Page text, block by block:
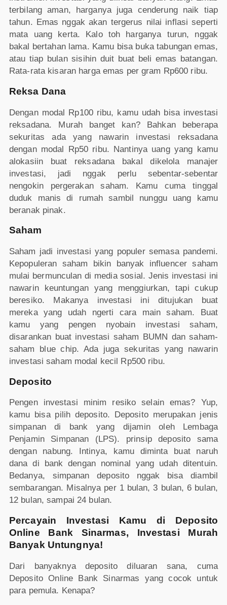
terbilang aman, harganya juga cenderung naik tiap
tahun. Emas nggak akan tergerus nilai inflasi seperti
mata uang kerta. Kalo toh harganya turun, nggak
bakal bertahan lama. Kamu bisa buka tabungan emas,
atau tiap bulan sisihin duit buat beli emas batangan.
Rata-rata kisaran harga emas per gram Rp600 ribu.
Reksa Dana
Dengan modal Rp100 ribu, kamu udah bisa investasi
reksadana. Murah banget kan? Bahkan beberapa
sekuritas ada yang nawarin investasi reksadana
dengan modal Rp50 ribu. Nantinya uang yang kamu
alokasiin buat reksadana bakal dikelola manajer
investasi, jadi nggak perlu sebentar-sebentar
nengokin pergerakan saham. Kamu cuma tinggal
duduk manis di rumah sambil nunggu uang kamu
beranak pinak.
Saham
Saham jadi investasi yang populer semasa pandemi.
Kepopuleran saham bikin banyak influencer saham
mulai bermunculan di media sosial. Jenis investasi ini
nawarin keuntungan yang menggiurkan, tapi cukup
beresiko. Makanya investasi ini ditujukan buat
mereka yang udah ngerti cara main saham. Buat
kamu yang pengen nyobain investasi saham,
disarankan buat investasi saham BUMN dan saham-
saham blue chip. Ada juga sekuritas yang nawarin
investasi saham modal kecil Rp500 ribu.
Deposito
Pengen investasi minim resiko selain emas? Yup,
kamu bisa pilih deposito. Deposito merupakan jenis
simpanan di bank yang dijamin oleh Lembaga
Penjamin Simpanan (LPS). prinsip deposito sama
dengan nabung. Intinya, kamu diminta buat naruh
dana di bank dengan nominal yang udah ditentuin.
Bedanya, simpanan deposito nggak bisa diambil
sembarangan. Misalnya per 1 bulan, 3 bulan, 6 bulan,
12 bulan, sampai 24 bulan.
Percayain Investasi Kamu di Deposito
Online Bank Sinarmas, Investasi Murah
Banyak Untungnya!
Dari banyaknya deposito diluaran sana, cuma
Deposito Online Bank Sinarmas yang cocok untuk
para pemula. Kenapa?